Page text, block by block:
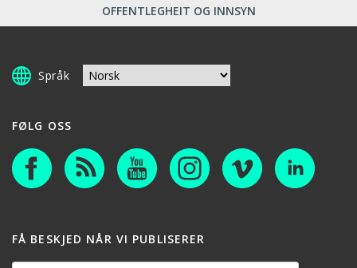
OFFENTLEGHEIT OG INNSYN
Språk
FØLG OSS
FÅ BESKJED NÅR VI PUBLISERER